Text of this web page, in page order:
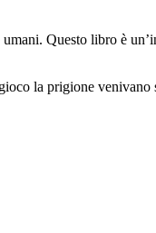
Questo libro è
la prigione venivano